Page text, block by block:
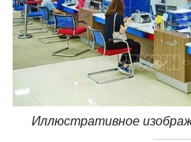
Иллюстративное